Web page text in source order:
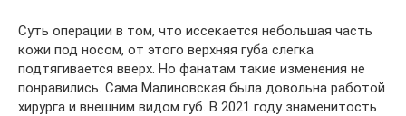
Суть операции в том, что иссекается небольшая часть
кожи под носом, от этого верхняя губа слегка
подтягивается вверх. Но фанатам такие изменения не
понравились. Сама Малиновская была довольна работой
хирурга и внешним видом губ. В 2021 году знаменитость